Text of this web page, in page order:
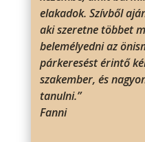
elakadok. Szívből
aki szeretne többet
belemélyedni az
párkeresést érintő
szakember, és
tanulni.”
Fanni